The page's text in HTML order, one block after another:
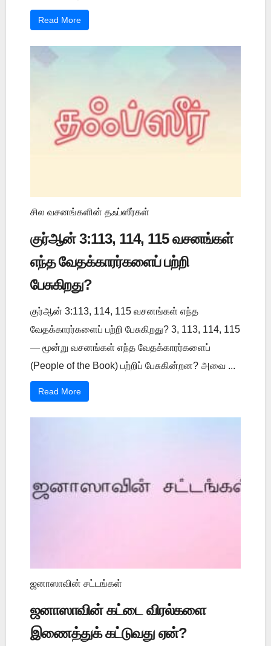
Read More
சில வசனங்களின் தஃப்ஸீர்கள்
குர்ஆன் 3:113, 114, 115 வசனங்கள்
எந்த வேதக்காரர்களைப் பற்றி
பேசுகிறது?
குர்ஆன் 3:113, 114, 115 வசனங்கள் எந்த
வேதக்காரர்களைப் பற்றி பேசுகிறது? 3, 113, 114, 115
— மூன்று வசனங்கள் எந்த வேதக்காரர்களைப்
(People of the Book) பற்றிப் பேசுகின்றன? அவை ...
Read More
ஜனாஸாவின் சட்டங்கள்
ஜனாஸாவின் கட்டை விரல்களை
இணைத்துக் கட்டுவது ஏன்?